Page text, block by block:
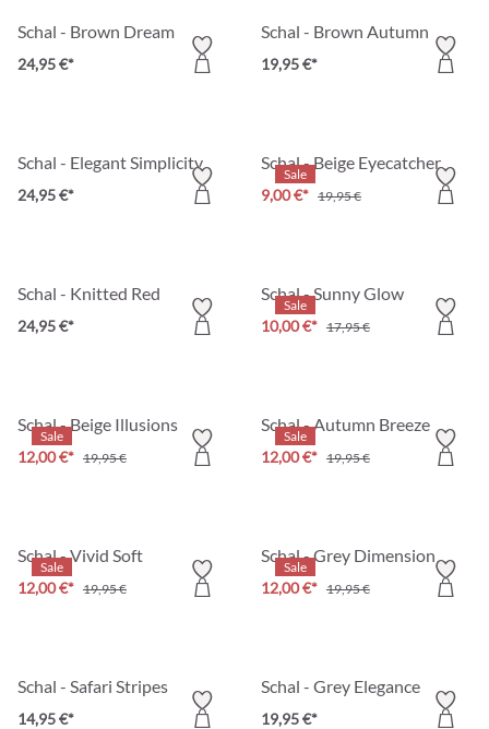
Schal - Brown Dream
24,95 €*
Schal - Brown Autumn
19,95 €*
Schal - Elegant Simplicity
24,95 €*
Sale
Schal - Beige Eyecatcher
9,00 €* 19,95 €
Schal - Knitted Red
24,95 €*
Sale
Schal - Sunny Glow
10,00 €* 17,95 €
Sale
Schal - Beige Illusions
12,00 €* 19,95 €
Sale
Schal - Autumn Breeze
12,00 €* 19,95 €
Sale
Schal - Vivid Soft
12,00 €* 19,95 €
Sale
Schal - Grey Dimension
12,00 €* 19,95 €
Schal - Safari Stripes
14,95 €*
Schal - Grey Elegance
19,95 €*